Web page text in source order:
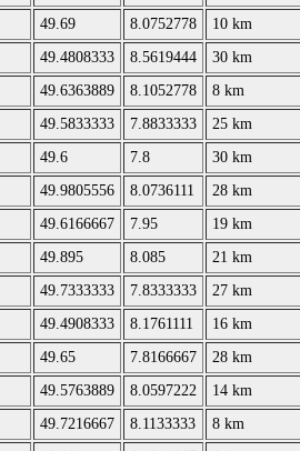
49.69 8.0752778
10 km
49.4808333 8.5619444
30 km
49.6363889 8.1052778
8 km
49.5833333 7.8833333
25 km
49.6 7.8
30 km
49.9805556 8.0736111
28 km
49.6166667 7.95
19 km
49.895 8.085
21 km
49.7333333 7.8333333
27 km
49.4908333 8.1761111
16 km
49.65 7.8166667
28 km
49.5763889 8.0597222
14 km
49.7216667 8.1133333
8 km